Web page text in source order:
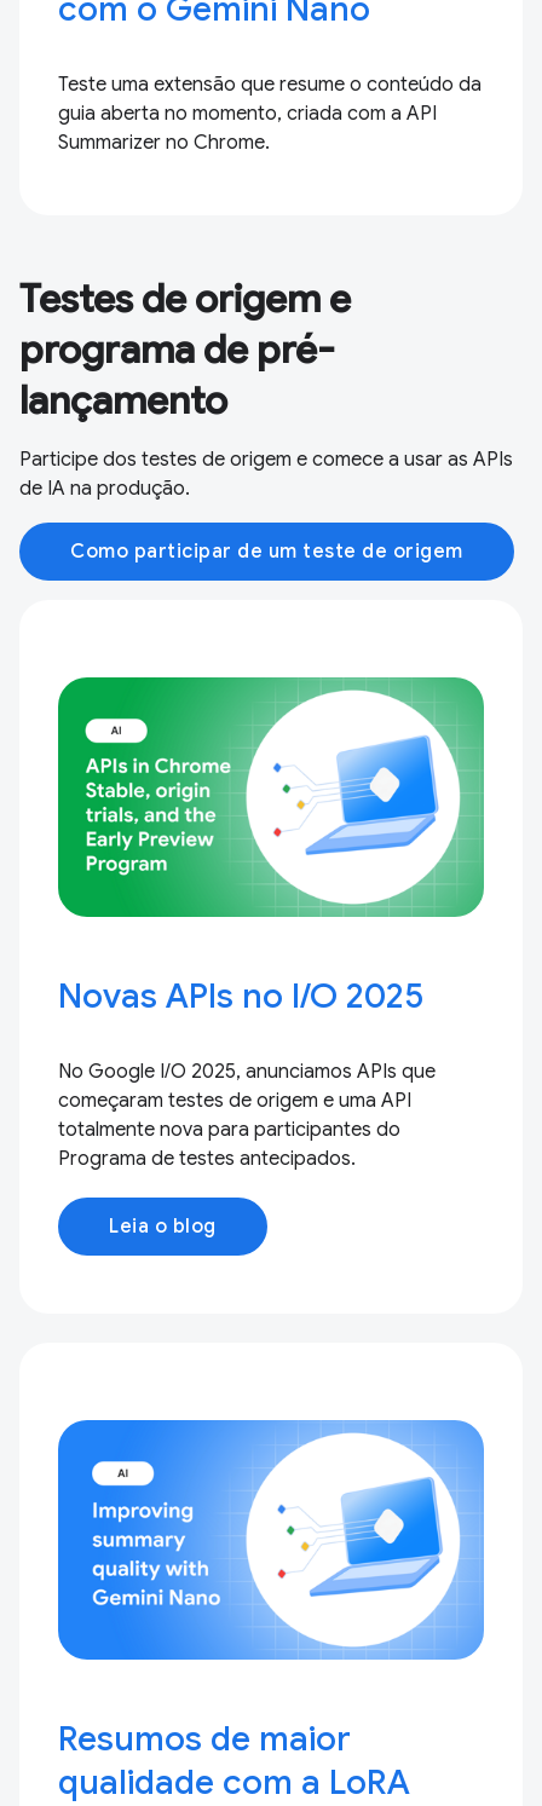
com o Gemini Nano
Teste uma extensão que resume o conteúdo da
guia aberta no momento, criada com a API
Summarizer no Chrome.
Testes de origem e
programa de pré-
lançamento
Participe dos testes de origem e comece a usar as APIs
de IA na produção.
Como participar de um teste de origem
Novas APIs no I / O 2025
No Google I / O 2025, anunciamos APIs que
começaram testes de origem e uma API
totalmente nova para participantes do
Programa de testes antecipados.
Leia o blog
Resumos de maior
qualidade com a LoRA